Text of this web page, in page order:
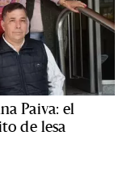
Paiva: el
de lesa